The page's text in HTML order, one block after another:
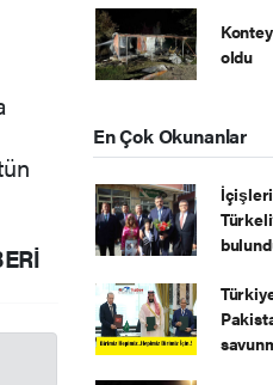
oldu
En Çok Okunanlar